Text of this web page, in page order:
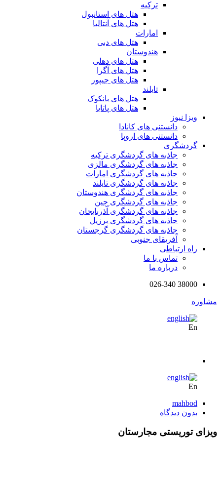
ترکیه
هتل های استانبول
هتل های آنتالیا
امارات
هتل های دبی
هندوستان
هتل های دهلی
هتل های آگرا
هتل های جیپور
تایلند
هتل های بانکوک
هتل های پاتایا
ویزا نیوز
دانستنی های کانادا
دانستنی های اروپا
گردشگری
جاذبه های گردشگری ترکیه
جاذبه های گردشگری مالزی
جاذبه های گردشگری امارات
جاذبه های گردشگری تایلند
جاذبه های گردشگری هندوستان
جاذبه های گردشگری چین
جاذبه های گردشگری آذربایجان
جاذبه های گردشگری برزیل
جاذبه های گردشگری گرجستان
آفریقای جنوبی
راه ارتباطی
تماس با ما
درباره ما
38000 026-340
مشاوره
En
En
mahbod
بدون دیدگاه
ویزای توریستی مجارستان